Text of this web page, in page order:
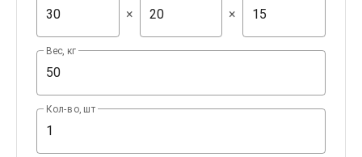
× ×
Вес, кг
Кол-во, шт